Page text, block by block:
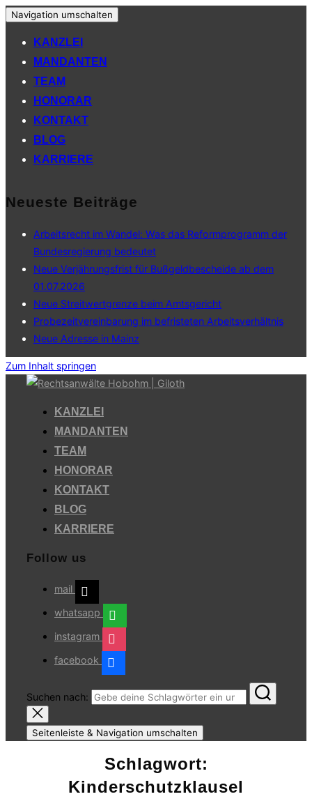
Navigation umschalten
KANZLEI
MANDANTEN
TEAM
HONORAR
KONTAKT
BLOG
KARRIERE
Neueste Beiträge
Arbeitsrecht im Wandel: Was das Reformprogramm der
Bundesregierung bedeutet
Neue Verjährungsfrist für Bußgeldbescheide ab dem
01.07.2026
Neue Streitwertgrenze beim Amtsgericht
Probezeitvereinbarung im befristeten Arbeitsverhältnis
Neue Adresse in Mainz
Zum Inhalt springen
KANZLEI
MANDANTEN
TEAM
HONORAR
KONTAKT
BLOG
KARRIERE
Follow us
mail
whatsapp
instagram
facebook
Suchen nach:
Seitenleiste & Navigation umschalten
Schlagwort:
Kinderschutzklausel